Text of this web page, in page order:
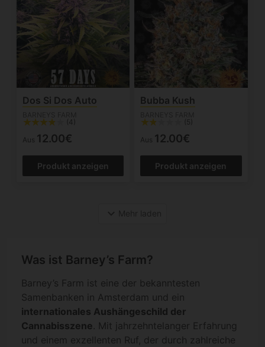
Dos Si Dos Auto
(4)
Aus 12.00€
Produkt anzeigen
Bubba Kush
(5)
Aus 12.00€
Produkt anzeigen
Was ist Barney’s Farm?
Barney’s Farm ist eine der bekanntesten
Samenbanken in Amsterdam und ein
internationales Aushängeschild der
Cannabisszene . Mit jahrzehntelanger Erfahrung
und einem exzellenten Ruf, der durch zahlreiche